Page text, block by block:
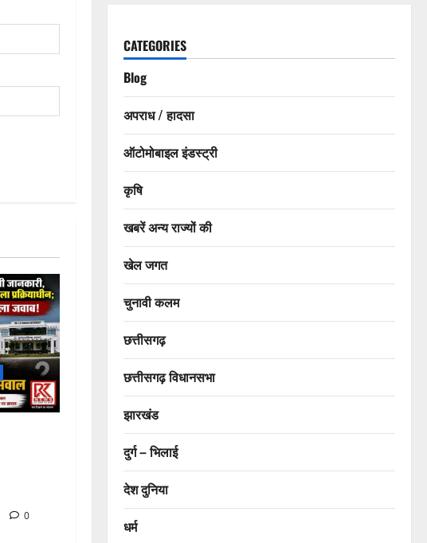
0
CATEGORIES
Blog
अपराध / हादसा
ऑटोमोबाइल इंडस्ट्री
कृषि
खबरें अन्य राज्यों की
खेल जगत
चुनावी कलम
छत्तीसगढ़
छत्तीसगढ़ विधानसभा
झारखंड
दुर्ग – भिलाई
देश दुनिया
धर्म